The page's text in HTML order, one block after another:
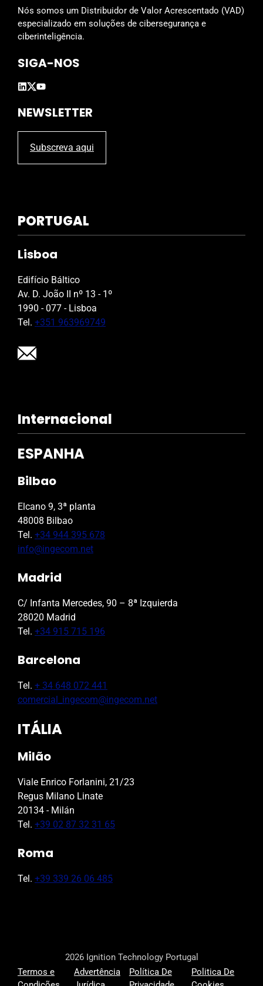
d
e
m
t
.
Nós somos um Distribuidor de Valor Acrescentado (VAD)
especializado em soluções de cibersegurança e
ciberinteligência.
SIGA-NOS
NEWSLETTER
Subscreva aqui
PORTUGAL
Lisboa
Edifício Báltico
Av. D. João II nº 13 - 1º
1990 - 077 - Lisboa
Tel. +351 963969749
Internacional
ESPANHA
Bilbao
Elcano 9, 3ª planta
48008 Bilbao
Tel. +34 944 395 678
info@ingecom.net
Madrid
C/ Infanta Mercedes, 90 – 8ª Izquierda
28020 Madrid
Tel. +34 915 715 196
Barcelona
Tel. + 34 648 072 441
comercial_ingecom@ingecom.net
ITÁLIA
Milão
Viale Enrico Forlanini, 21/23
Regus Milano Linate
20134 - Milán
Tel. +39 02 87 32 31 65
Roma
Tel. +39 339 26 06 485
2026 Ignition Technology Portugal
Termos e
Advertência
Política De
Politica De